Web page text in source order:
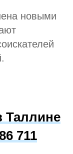
новыми
Таллине
711